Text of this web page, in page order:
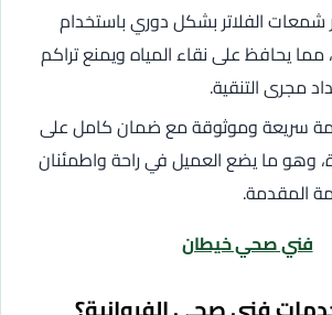
شمعات الفلاتر بشكل دوري باستخدام
مما يحافظ على نقاء المياه ويمنع تراكم
مجرى التنقية.
سريعة وموثوقة مع ضمان كامل على
وهو ما يضع العميل في راحة واطمئنان
المقدمة.
فني صحي خيطان